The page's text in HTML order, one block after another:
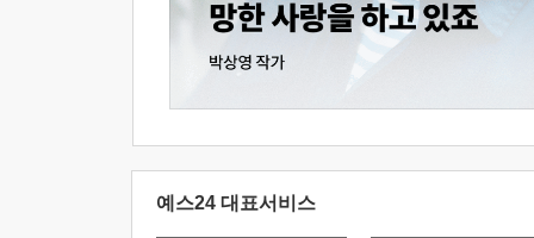
예스24 대표서비스